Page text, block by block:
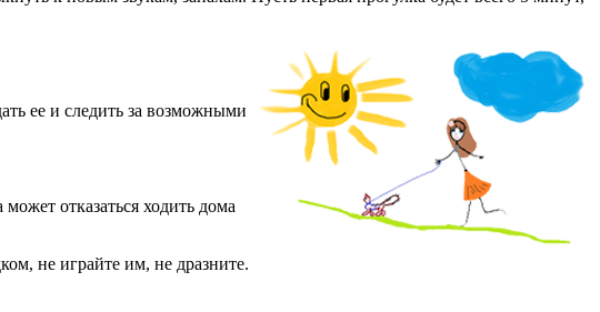
ее и следить за возможными
отказаться ходить дома
не играйте им, не дразните.